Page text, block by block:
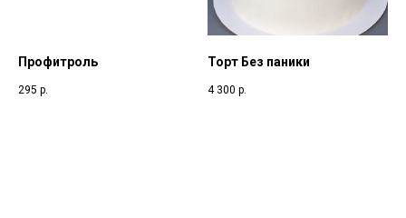
Профитроль
295 р.
Торт Без паники
4 300 р.